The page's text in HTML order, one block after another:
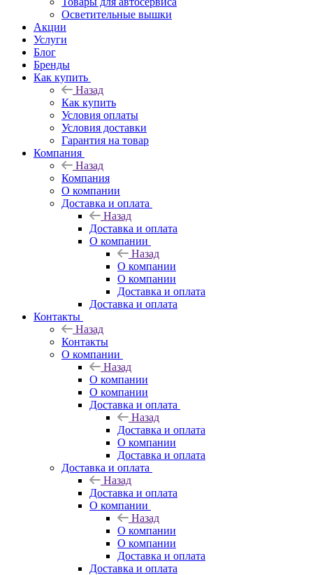
Осветительные вышки
Акции
Услуги
Блог
Бренды
Как купить
Назад
Как купить
Условия оплаты
Условия доставки
Гарантия на товар
Компания
Назад
Компания
О компании
Доставка и оплата
Назад
Доставка и оплата
О компании
Назад
О компании
О компании
Доставка и оплата
Доставка и оплата
Контакты
Назад
Контакты
О компании
Назад
О компании
О компании
Доставка и оплата
Назад
Доставка и оплата
О компании
Доставка и оплата
Доставка и оплата
Назад
Доставка и оплата
О компании
Назад
О компании
О компании
Доставка и оплата
Доставка и оплата